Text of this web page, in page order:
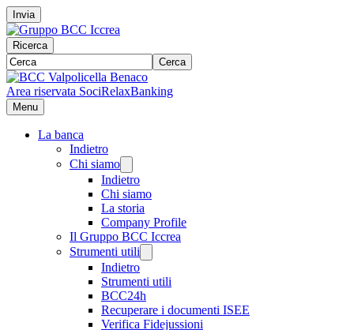
Invia
Ricerca
Cerca
Area riservata SociRelaxBanking
Menu
La banca
Indietro
Chi siamo
Indietro
Chi siamo
La storia
Company Profile
Il Gruppo BCC Iccrea
Strumenti utili
Indietro
Strumenti utili
BCC24h
Recuperare i documenti ISEE
Verifica Fidejussioni